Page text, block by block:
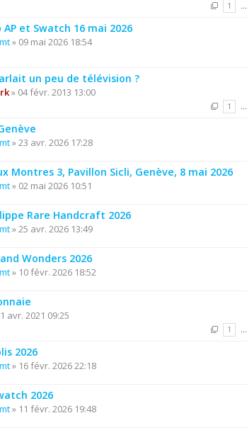
1 …
AP et Swatch 16 mai 2026
» 09 mai 2026 18:54
un peu de télévision ?
» 04 févr. 2013 13:00
1 …
» 23 avr. 2026 17:28
Montres 3, Pavillon Sicli, Genève, 8 mai 2026
» 02 mai 2026 10:51
Rare Handcraft 2026
» 25 avr. 2026 13:49
Wonders 2026
» 10 févr. 2026 18:52
avr. 2021 09:25
1 …
2026
» 16 févr. 2026 22:18
2026
» 11 févr. 2026 19:48